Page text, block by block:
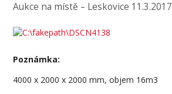
Aukce na místě – Leskovice 11.3.2017
Poznámka:
4000 x 2000 x 2000 mm, objem 16m3